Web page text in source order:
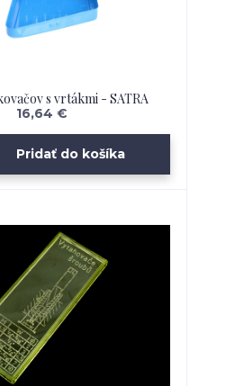
s vrtákmi - SATRA
16,64 €
Pridať do košíka